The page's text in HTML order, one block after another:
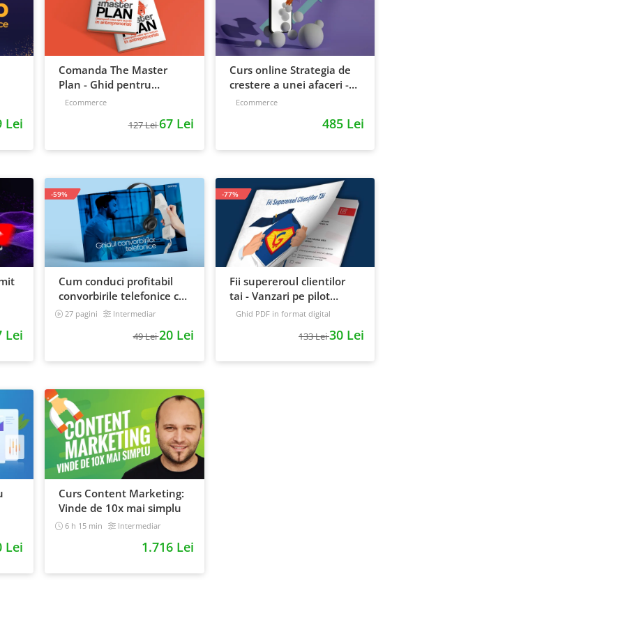
Lei
Comanda The Master
Plan - Ghid pentru
antreprenori, 138 pagini
Ecommerce
127 Lei67 Lei
Curs online Strategia de
crestere a unei afaceri -
de la idee, la retentie si
Ecommerce
485 Lei
Lei
Cum conduci profitabil
convorbirile telefonice cu
clientii
27 pagini Intermediar
49 Lei20 Lei
-59%
Fii supereroul clientilor
tai - Vanzari pe pilot
automat
Ghid PDF in format digital
133 Lei30 Lei
-77%
Lei
Curs Content Marketing:
Vinde de 10x mai simplu
6 h 15 min Intermediar
1.716 Lei